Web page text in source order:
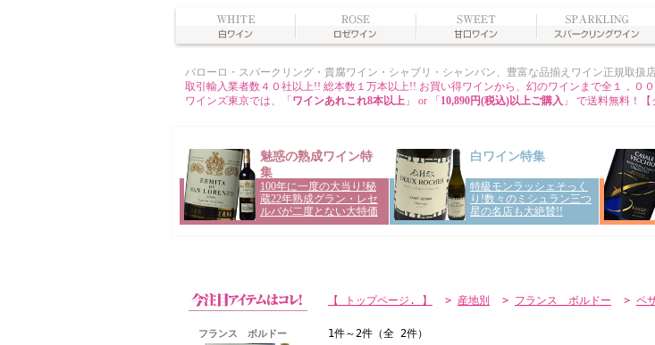
フランス ボルドー
【 トップページ. 】 > 産地別 > フランス ボルドー > ペ